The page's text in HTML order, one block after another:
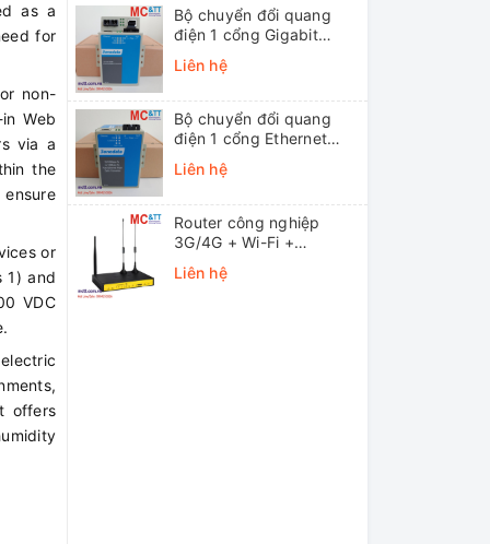
as a
for
non-
Web
via a
the
or
1) and
VDC
offers
Bộ chuyển đổi quang
điện 1 cổng Gigabit
Ethernet 3Onedata
MODEL3012-S-SC-
mode, SC, 20KM)
Liên hệ
Bộ chuyển đổi quang
điện 1 cổng Ethernet
3onedata MODEL1100-
S-SC-20KM (Dual fiber,
Liên hệ
Router công nghiệp
3G/4G + Wi-Fi +
APN/VPN Four-Faith
F3436
Liên hệ